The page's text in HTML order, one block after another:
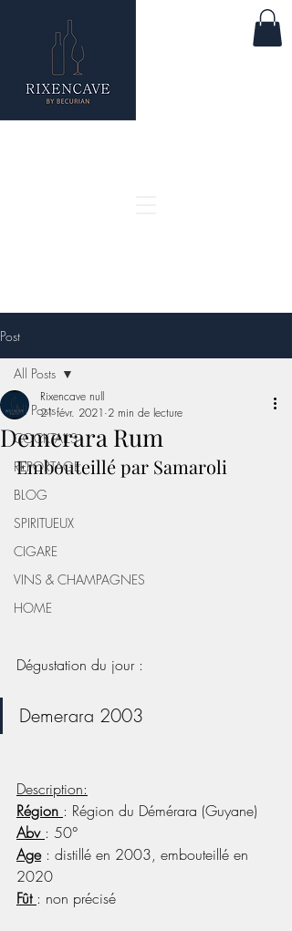
Post
All Posts
COCKTAILS
REPORTAGE
BLOG
SPIRITUEUX
CIGARE
VINS & CHAMPAGNES
HOME
All Posts
Demerara Rum
Rixencave null
21 févr. 2021 2 min de lecture
Embouteillé par Samaroli
Dégustation du jour :
Demerara 2003
Description:
Région : Région du Démérara (Guyane)
Abv : 50°
Age : distillé en 2003, embouteillé en
2020
Fût : non précisé